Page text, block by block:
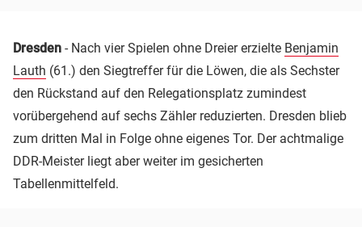
Dresden - Nach vier Spielen ohne Dreier erzielte Benjamin
Lauth (61.) den Siegtreffer für die Löwen, die als Sechster
den Rückstand auf den Relegationsplatz zumindest
vorübergehend auf sechs Zähler reduzierten. Dresden blieb
zum dritten Mal in Folge ohne eigenes Tor. Der achtmalige
DDR-Meister liegt aber weiter im gesicherten
Tabellenmittelfeld.